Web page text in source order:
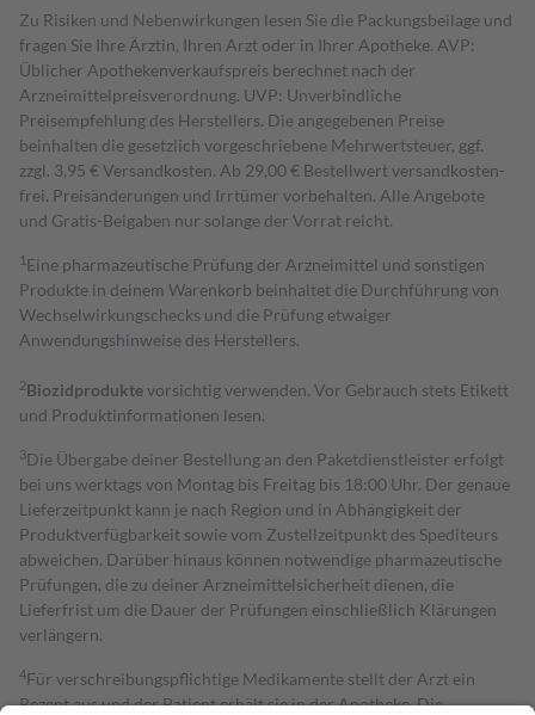
Zu Risiken und Nebenwirkungen lesen Sie die Packungsbeilage und
fragen Sie Ihre Ärztin, Ihren Arzt oder in Ihrer Apotheke. AVP:
Üblicher Apothekenverkaufspreis berechnet nach der
Arzneimittelpreisverordnung. UVP: Unverbindliche
Preisempfehlung des Herstellers. Die angegebenen Preise
beinhalten die gesetzlich vorgeschriebene Mehrwertsteuer, ggf.
zzgl. 3,95 € Versandkosten. Ab 29,00 € Bestell­wert versand­kosten­
frei. Preisänderungen und Irrtümer vorbehalten. Alle Angebote
und Gratis-Beigaben nur solange der Vorrat reicht.
1 Eine pharmazeutische Prüfung der Arzneimittel und sonstigen
Produkte in deinem Warenkorb beinhaltet die Durchführung von
Wechselwirkungschecks und die Prüfung etwaiger
Anwendungshinweise des Herstellers.
2Biozidproduktevorsichtig verwenden. Vor Gebrauch stets Etikett
und Produktinformationen lesen.
3Die Übergabe deiner Bestellung an den Paketdienstleister erfolgt
bei uns werktags von Montag bis Freitag bis 18:00 Uhr. Der genaue
Lieferzeitpunkt kann je nach Region und in Abhängigkeit der
Produktverfügbarkeit sowie vom Zustellzeitpunkt des Spediteurs
abweichen. Darüber hinaus können notwendige pharmazeutische
Prüfungen, die zu deiner Arzneimittelsicherheit dienen, die
Lieferfrist um die Dauer der Prüfungen einschließlich Klärungen
verlängern.
4Für verschreibungspflichtige Medikamente stellt der Arzt ein
Rezept aus und der Patient erhält sie in der Apotheke. Die